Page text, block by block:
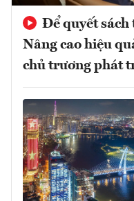
Để quyết
Nâng cao hiệu
chủ trương phát